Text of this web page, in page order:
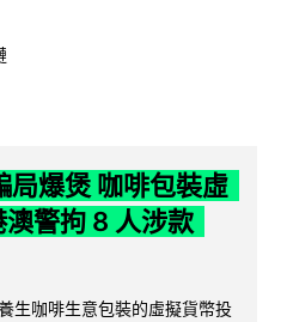
爆煲 咖啡包裝虛
警拘 8 人涉款
生咖啡生意包裝的虛擬貨幣投